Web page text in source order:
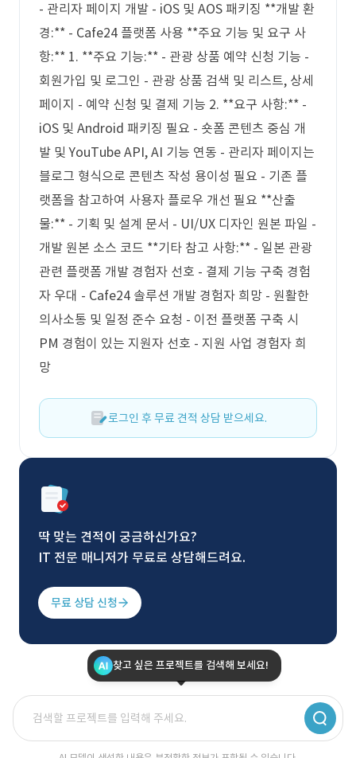
- 관리자 페이지 개발 - iOS 및 AOS 패키징 **개발 환
경:** - Cafe24 플랫폼 사용 **주요 기능 및 요구 사
항:** 1. **주요 기능:** - 관광 상품 예약 신청 기능 -
회원가입 및 로그인 - 관광 상품 검색 및 리스트, 상세
페이지 - 예약 신청 및 결제 기능 2. **요구 사항:** -
iOS 및 Android 패키징 필요 - 숏폼 콘텐츠 중심 개
발 및 YouTube API, AI 기능 연동 - 관리자 페이지는
블로그 형식으로 콘텐츠 작성 용이성 필요 - 기존 플
랫폼을 참고하여 사용자 플로우 개선 필요 **산출
물:** - 기획 및 설계 문서 - UI/UX 디자인 원본 파일 -
개발 원본 소스 코드 **기타 참고 사항:** - 일본 관광
관련 플랫폼 개발 경험자 선호 - 결제 기능 구축 경험
자 우대 - Cafe24 솔루션 개발 경험자 희망 - 원활한
의사소통 및 일정 준수 요청 - 이전 플랫폼 구축 시
PM 경험이 있는 지원자 선호 - 지원 사업 경험자 희
망
로그인 후 무료 견적 상담 받으세요.
딱 맞는 견적이 궁금하신가요?
IT 전문 매니저가 무료로 상담해드려요.
무료 상담 신청
찾고 싶은 프로젝트를 검색해 보세요!